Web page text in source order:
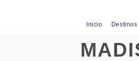
Inicio Destinos